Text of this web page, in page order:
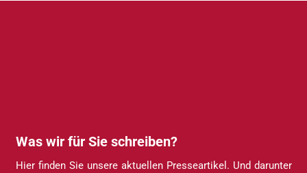
Was wir für Sie schreiben?
Hier finden Sie unsere aktuellen Presseartikel. Und darunter